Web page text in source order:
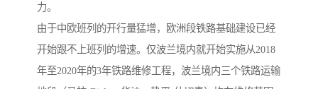
力。
由于中欧班列的开行量猛增，欧洲段铁路基础建设已经
开始跟不上班列的增速。仅波兰境内就开始实施从2018
年至2020年的3年铁路维修工程，波兰境内三个铁路运输